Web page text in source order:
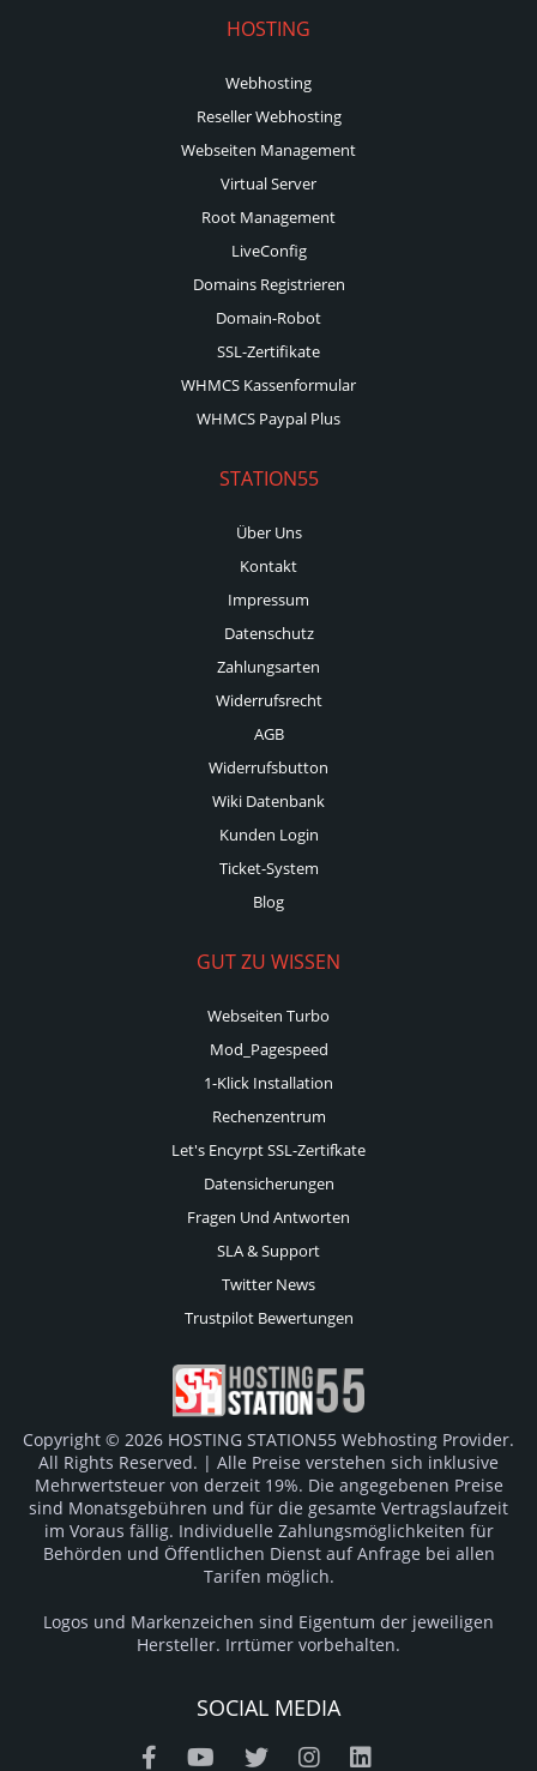
HOSTING
Webhosting
Reseller Webhosting
Webseiten Management
Virtual Server
Root Management
LiveConfig
Domains Registrieren
Domain-Robot
SSL-Zertifikate
WHMCS Kassenformular
WHMCS Paypal Plus
STATION55
Über Uns
Kontakt
Impressum
Datenschutz
Zahlungsarten
Widerrufsrecht
AGB
Widerrufsbutton
Wiki Datenbank
Kunden Login
Ticket-System
Blog
GUT ZU WISSEN
Webseiten Turbo
Mod_Pagespeed
1-Klick Installation
Rechenzentrum
Let's Encyrpt SSL-Zertifkate
Datensicherungen
Fragen Und Antworten
SLA & Support
Twitter News
Trustpilot Bewertungen
Copyright © 2026 HOSTING STATION55 Webhosting Provider.
All Rights Reserved. | Alle Preise verstehen sich inklusive
Mehrwertsteuer von derzeit 19%. Die angegebenen Preise
sind Monatsgebühren und für die gesamte Vertragslaufzeit
im Voraus fällig. Individuelle Zahlungsmöglichkeiten für
Behörden und Öffentlichen Dienst auf Anfrage bei allen
Tarifen möglich.
Logos und Markenzeichen sind Eigentum der jeweiligen
Hersteller. Irrtümer vorbehalten.
SOCIAL MEDIA